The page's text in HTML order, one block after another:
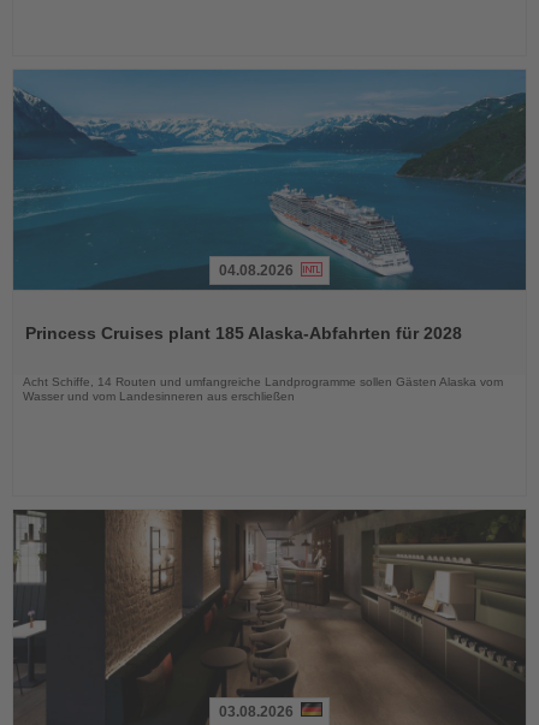
die
04.08.2026
Princess Cruises plant 185 Alaska-Abfahrten für 2028
Acht Schiffe, 14 Routen und umfangreiche Landprogramme sollen Gästen Alaska vom
Wasser und vom Landesinneren aus erschließen
03.08.2026